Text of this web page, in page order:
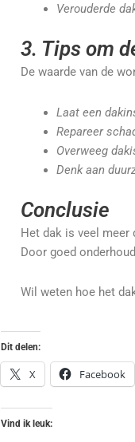
Verouderde
3. Tips om
De waarde van de
Laat een
Repareer
Overweeg
Denk aan
Conclusie
Het dak is veel meer
Door goed
Wil weten hoe het
Dit delen:
X Facebook
Vind ik leuk: